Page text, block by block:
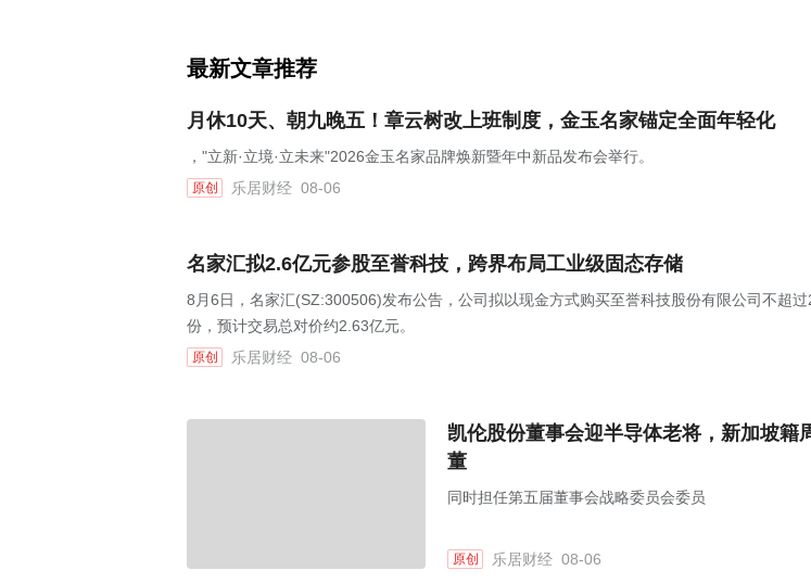
最新文章推荐
月休10天、朝九晚五！章云树改上班制度，金玉名家锚定全面年轻化
，"立新·立境·立未来"2026金玉名家品牌焕新暨年中新品发布会举行。
原创 乐居财经 08-06
名家汇拟2.6亿元参股至誉科技，跨界布局工业级固态存储
8月6日，名家汇(SZ:300506)发布公告，公司拟以现金方式购买至誉科技股份有限公司不超
份，预计交易总对价约2.63亿元。
原创 乐居财经 08-06
凯伦股份董事会迎半导体老将，新加坡籍
董
同时担任第五届董事会战略委员会委员
原创 乐居财经 08-06